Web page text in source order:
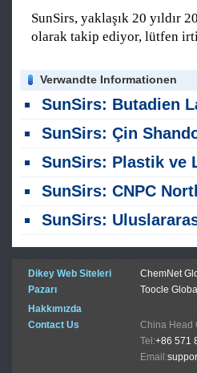
SunSirs, yaklaşık 20
olarak takip ediyor, lütfen
Verwandte Informationen
SunSirs: Butadien Lastik (BR) Spot
SunSirs: Çin Shandong BR Pazarı 31
SunSirs: Plastik ve Lastik
SunSirs: CNPC Northeast ' un
SunSirs: Uluslararası Ham Petrol
Dikey Web Siteleri ChemNet
Pazarı
Toocle Global
Hakkımızda
Contact Us
China
Tel:+86 571
Email: